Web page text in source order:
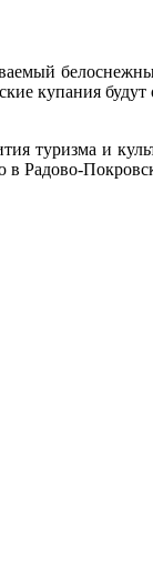
купания
туризма и
Радово-